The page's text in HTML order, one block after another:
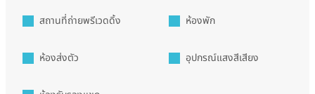
สถานที่ถ่ายพรีเวดดิ้ง ห้องพัก
ห้องส่งตัว อุปกรณ์แสงสีเสียง